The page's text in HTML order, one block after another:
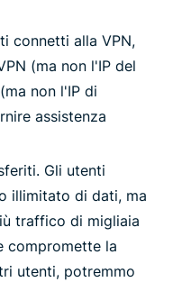
connetti alla VPN,
(ma non l'IP del
non l'IP di
assistenza
Gli utenti
illimitato di dati, ma
traffico di migliaia
compromette la
utenti, potremmo